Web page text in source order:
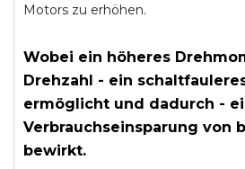
Motors zu erhöhen.
Wobei ein höheres
Drehzahl - ein
ermöglicht und dadurch -
Verbrauchseinsparung von
bewirkt.